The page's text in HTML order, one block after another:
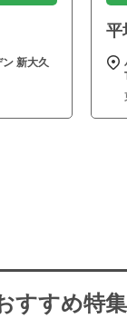
新大久
すすめ特集